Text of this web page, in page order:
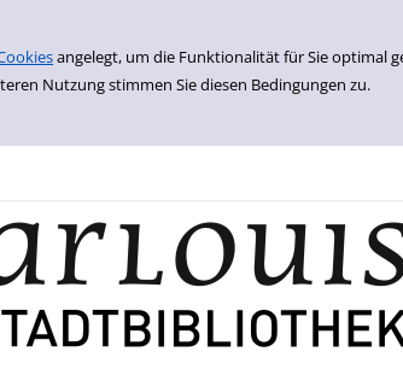
angelegt, um die Funktionalität für Sie optimal
Nutzung stimmen Sie diesen Bedingungen zu.